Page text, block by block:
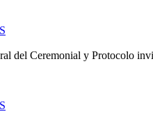
del Ceremonial y Protocolo